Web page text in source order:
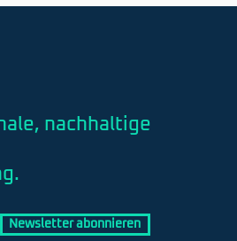
nachhaltige
Newsletter abonnieren